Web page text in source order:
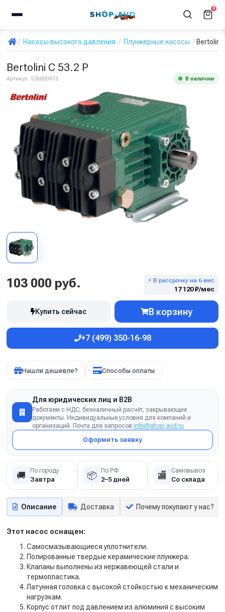
0
Насосы высокого давления Плунжерные насосы Bertolini
Bertolini C 53.2 P
Артикул: 536000973 В наличии
103 000 руб. ⚡ В рассрочку на 6 мес
17 120 ₽/мес
Купить сейчас В корзину
+7 (499) 350-16-98
Нашли дешевле? Способы оплаты
Для юридических лиц и B2B
Работаем с НДС, безналичный расчёт, закрывающие
документы. Индивидуальные условия для компаний и
организаций. Почта для запросов info@shop-avd.ru
Оформить заявку
🚚 По городу
Завтра 📦 По РФ
2–5 дней 🏬 Самовывоз
Со склада
Описание Доставка Почему покупают у нас?
Этот насос оснащен:
Самосмазывающиеся уплотнители.
Полированные твердые керамические плунжера.
Клапаны выполнены из нержавеющей стали и
термопластика.
Латунная головка с высокой стойкостью к механическим
нагрузкам.
Корпус отлит под давлением из алюминия с высоким